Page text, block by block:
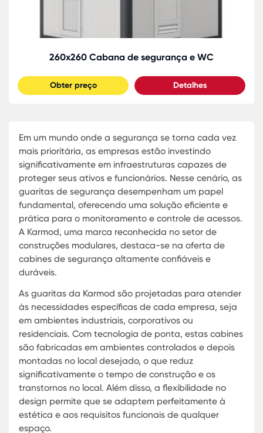
260x260 Cabana de segurança e WC
Obter preço Detalhes